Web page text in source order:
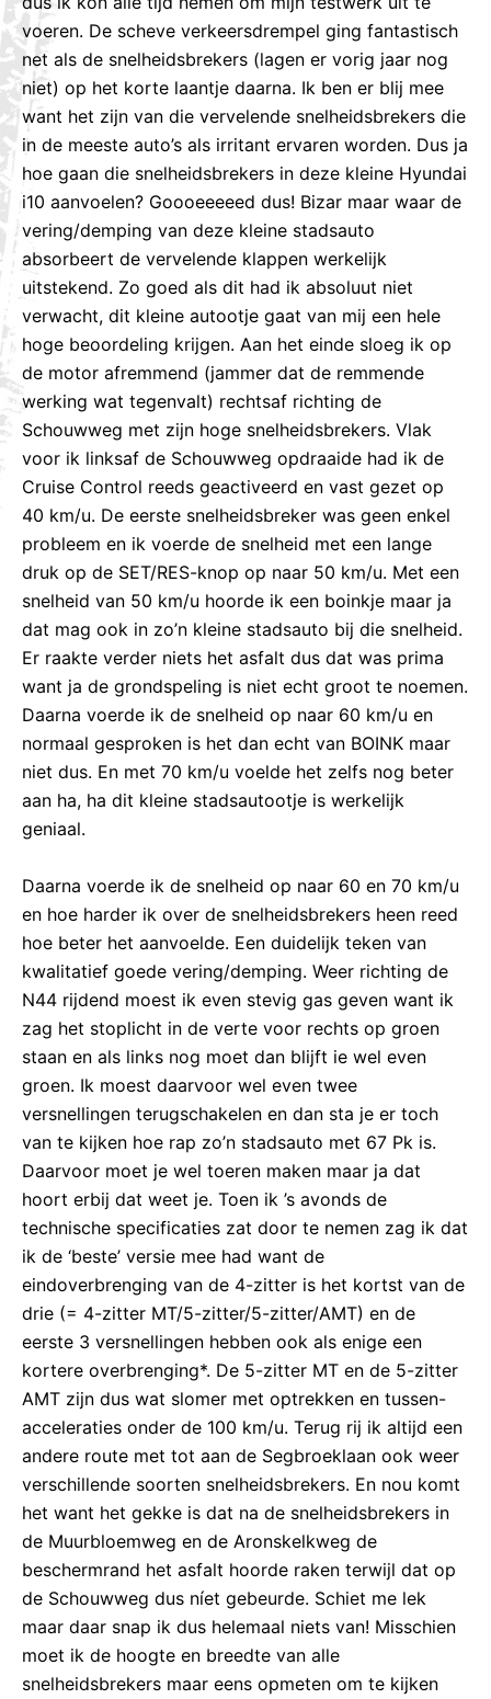
voeren. De scheve verkeersdrempel ging fantastisch
net als de snelheidsbrekers (lagen er vorig jaar nog
niet) op het korte laantje daarna. Ik ben er blij mee
want het zijn van die vervelende snelheidsbrekers die
in de meeste auto’s als irritant ervaren worden. Dus ja
hoe gaan die snelheidsbrekers in deze kleine Hyundai
i10 aanvoelen? Goooeeeeed dus! Bizar maar waar de
vering/demping van deze kleine stadsauto
absorbeert de vervelende klappen werkelijk
uitstekend. Zo goed als dit had ik absoluut niet
verwacht, dit kleine autootje gaat van mij een hele
hoge beoordeling krijgen. Aan het einde sloeg ik op
de motor afremmend (jammer dat de remmende
werking wat tegenvalt) rechtsaf richting de
Schouwweg met zijn hoge snelheidsbrekers. Vlak
voor ik linksaf de Schouwweg opdraaide had ik de
Cruise Control reeds geactiveerd en vast gezet op
40 km/u. De eerste snelheidsbreker was geen enkel
probleem en ik voerde de snelheid met een lange
druk op de SET/RES-knop op naar 50 km/u. Met een
snelheid van 50 km/u hoorde ik een boinkje maar ja
dat mag ook in zo’n kleine stadsauto bij die snelheid.
Er raakte verder niets het asfalt dus dat was prima
want ja de grondspeling is niet echt groot te noemen.
Daarna voerde ik de snelheid op naar 60 km/u en
normaal gesproken is het dan echt van BOINK maar
niet dus. En met 70 km/u voelde het zelfs nog beter
aan ha, ha dit kleine stadsautootje is werkelijk
geniaal.
Daarna voerde ik de snelheid op naar 60 en 70 km/u
en hoe harder ik over de snelheidsbrekers heen reed
hoe beter het aanvoelde. Een duidelijk teken van
kwalitatief goede vering/demping. Weer richting de
N44 rijdend moest ik even stevig gas geven want ik
zag het stoplicht in de verte voor rechts op groen
staan en als links nog moet dan blijft ie wel even
groen. Ik moest daarvoor wel even twee
versnellingen terugschakelen en dan sta je er toch
van te kijken hoe rap zo’n stadsauto met 67 Pk is.
Daarvoor moet je wel toeren maken maar ja dat
hoort erbij dat weet je. Toen ik ’s avonds de
technische specificaties zat door te nemen zag ik dat
ik de ‘beste’ versie mee had want de
eindoverbrenging van de 4-zitter is het kortst van de
drie (= 4-zitter MT/5-zitter/5-zitter/AMT) en de
eerste 3 versnellingen hebben ook als enige een
kortere overbrenging*. De 5-zitter MT en de 5-zitter
AMT zijn dus wat slomer met optrekken en tussen-
acceleraties onder de 100 km/u. Terug rij ik altijd een
andere route met tot aan de Segbroeklaan ook weer
verschillende soorten snelheidsbrekers. En nou komt
het want het gekke is dat na de snelheidsbrekers in
de Muurbloemweg en de Aronskelkweg de
beschermrand het asfalt hoorde raken terwijl dat op
de Schouwweg dus níet gebeurde. Schiet me lek
maar daar snap ik dus helemaal niets van! Misschien
moet ik de hoogte en breedte van alle
snelheidsbrekers maar eens opmeten om te kijken